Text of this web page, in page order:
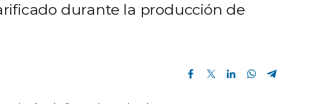
durante la producción de
Compartir en Facebook Compartir en Twitter Compartir en Linkedin Compartir en Whatsapp